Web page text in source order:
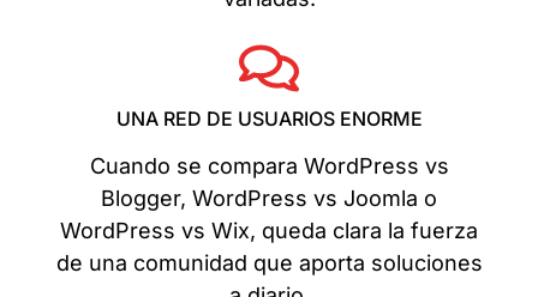
UNA RED DE USUARIOS ENORME
Cuando se compara WordPress vs
Blogger, WordPress vs Joomla o
WordPress vs Wix, queda clara la fuerza
de una comunidad que aporta soluciones